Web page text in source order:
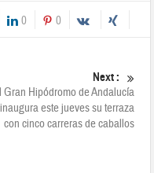
0 0
Next :
Gran Hipódromo de Andalucía
inaugura este jueves su terraza
con cinco carreras de caballos